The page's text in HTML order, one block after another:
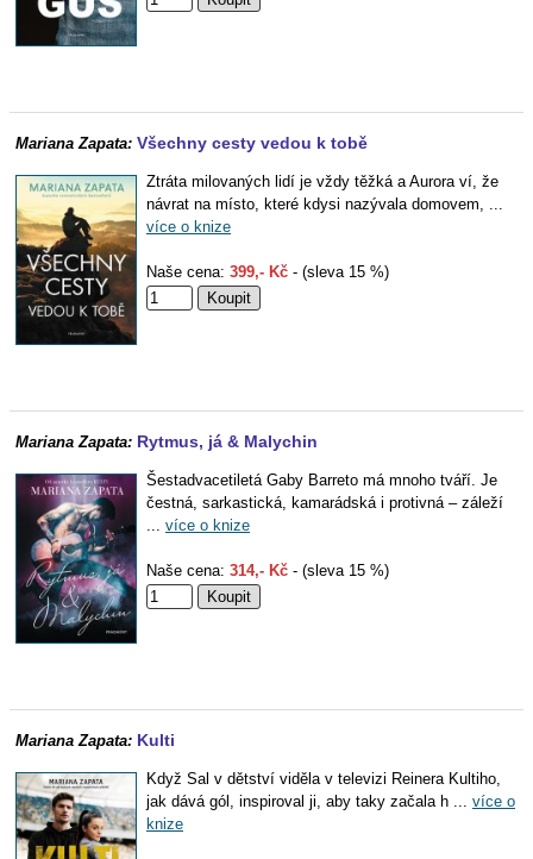
Mariana Zapata: Všechny cesty vedou k tobě
Ztráta milovaných lidí je vždy těžká a Aurora ví, že
návrat na místo, které kdysi nazývala domovem, ...
více o knize
Naše cena: 399,- Kč - (sleva 15 %)
Mariana Zapata: Rytmus, já & Malychin
Šestadvacetiletá Gaby Barreto má mnoho tváří. Je
čestná, sarkastická, kamarádská i protivná – záleží
... více o knize
Naše cena: 314,- Kč - (sleva 15 %)
Mariana Zapata: Kulti
Když Sal v dětství viděla v televizi Reinera Kultiho,
jak dává gól, inspiroval ji, aby taky začala h ... více o
knize